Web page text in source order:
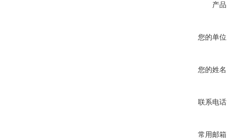
产品
您的单位
您的姓名
联系电话
常用邮箱